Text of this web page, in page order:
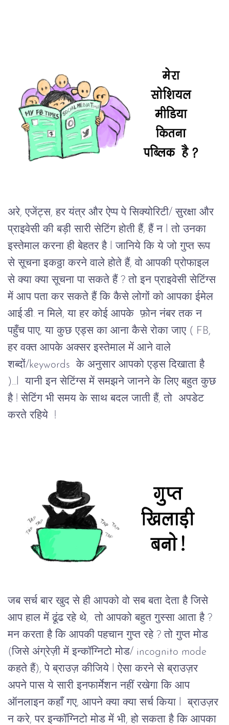
अरे, एजेंट्स, हर यंत्र और ऐप्प पे सिक्योरिटी/ सुरक्षा और
प्राइवेसी की बड़ी सारी सेटिंग होती हैं, हैं न l तो उनका
इस्तेमाल करना ही बेहतर है l जानिये कि ये जो गुप्त रूप
से सूचना इकठ्ठा करने वाले होते हैं, वो आपकी प्रोफाइल
से क्या क्या सूचना पा सकते हैं ? तो इन प्राइवेसी सेटिंग्स
में आप पता कर सकते हैं कि कैसे लोगों को आपका ईमेल
आई.डी. न मिले, या हर कोई आपके  फ़ोन नंबर तक न
पहुँच पाए, या कुछ एड्स का आना कैसे रोका जाए ( FB,
हर वक्त आपके अक्सर इस्तेमाल में आने वाले
शब्दों/keywords  के अनुसार आपको एड्स दिखाता है
)...l  यानी इन सेटिंग्स में समझने जानने के लिए बहुत कुछ
है ! सेटिंग भी समय के साथ बदल जाती हैं, तो  अपडेट
करते रहिये  !
जब सर्च बार खुद से ही आपको वो सब बता देता है जिसे
आप हाल में ढूंढ रहे थे,  तो आपको बहुत गुस्सा आता है ?
मन करता है कि आपकी पहचान गुप्त रहे ? तो गुप्त मोड
(जिसे अंग्रेज़ी में इन्कॉग्निटो मोड/ incognito mode
कहते हैं), पे ब्राउज़ कीजिये l ऐसा करने से ब्राउज़र
अपने पास ये सारी इनफार्मेशन नहीं रखेगा कि आप
ऑनलाइन कहाँ गए, आपने क्या क्या सर्च किया l  ब्राउज़र
न करे, पर इन्कॉग्निटो मोड में भी, हो सकता है कि आपका